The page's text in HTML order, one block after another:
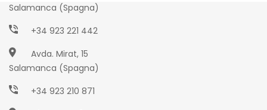
Salamanca (Spagna)
+34 923 221 442
Avda. Mirat, 15
Salamanca (Spagna)
+34 923 210 871